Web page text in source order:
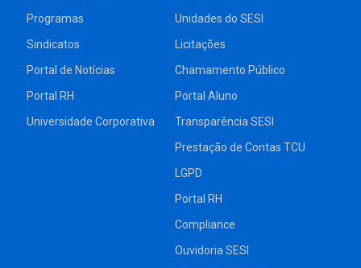
Programas
Sindicatos
Portal de Notícias
Portal RH
Universidade Corporativa
Unidades do SESI
Licitações
Chamamento Público
Portal Aluno
Transparência SESI
Prestação de Contas TCU
LGPD
Portal RH
Compliance
Ouvidoria SESI